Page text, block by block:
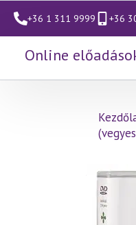
+36 1 311 9999 +36
Online